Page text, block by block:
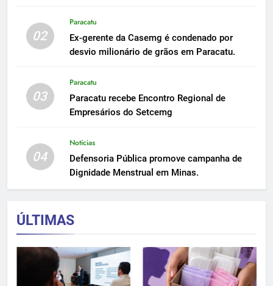
02
Paracatu
Ex-gerente da Casemg é condenado por
desvio milionário de grãos em Paracatu.
03
Paracatu
Paracatu recebe Encontro Regional de
Empresários do Setcemg
04
Notícias
Defensoria Pública promove campanha de
Dignidade Menstrual em Minas.
ÚLTIMAS